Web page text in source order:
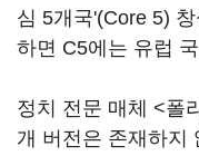
심 5개국'(Core 5)
하면 C5에는 유럽
정치 전문 매체 <폴
개 버전은 존재하지